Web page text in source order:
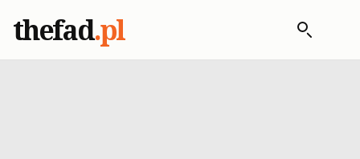
thefad.pl